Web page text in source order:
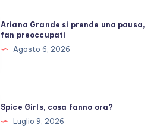
Ariana Grande si prende una pausa,
fan preoccupati
Agosto 6, 2026
Spice Girls, cosa fanno ora?
Luglio 9, 2026